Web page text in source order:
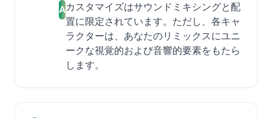
Aカスタマイズはサウンドミキシングと配
置に限定されています。ただし、各キャ
ラクターは、あなたのリミックスにユニ
ークな視覚的および音響的要素をもたら
します。